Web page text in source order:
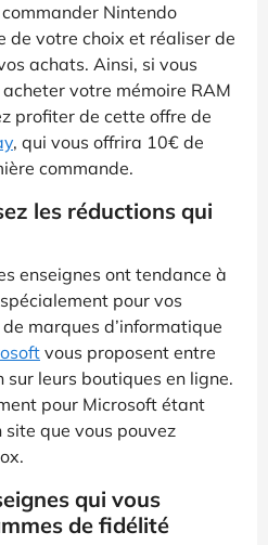
Nintendo
de votre choix et réaliser de
achats. Ainsi, si vous
votre mémoire RAM
profiter de cette offre de
, qui vous offrira 10€ de
commande.
les réductions qui
enseignes ont tendance à
pour vos
marques d’informatique
vous proposent entre
leurs boutiques en ligne.
pour Microsoft étant
site que vous pouvez
qui vous
de fidélité